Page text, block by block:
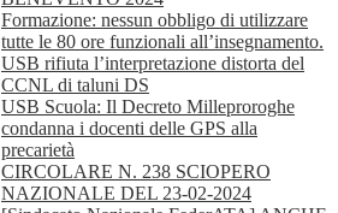
Formazione: nessun obbligo di utilizzare
tutte le 80 ore funzionali all’insegnamento.
USB rifiuta l’interpretazione distorta del
CCNL di taluni DS
USB Scuola: Il Decreto Milleproroghe
condanna i docenti delle GPS alla
precarietà
CIRCOLARE N. 238 SCIOPERO
NAZIONALE DEL 23-02-2024